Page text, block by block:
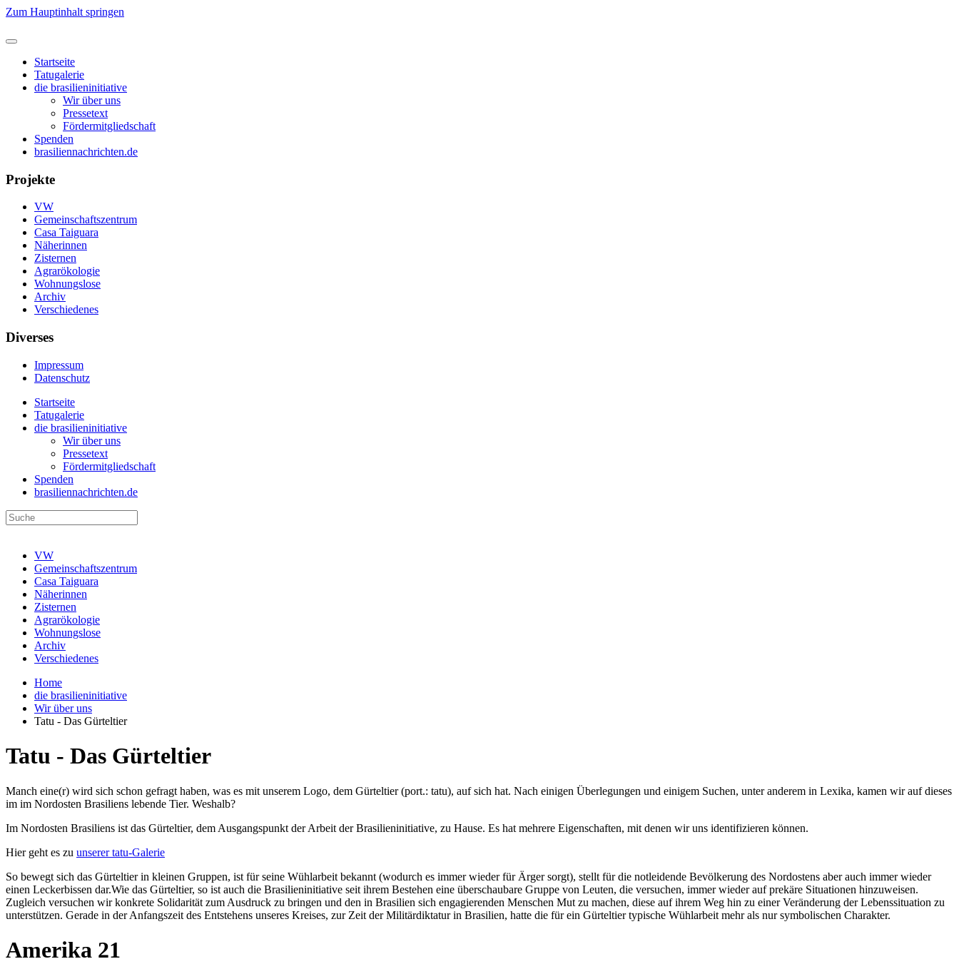
Zum Hauptinhalt springen
Startseite
Tatugalerie
die brasilieninitiative
Wir über uns
Pressetext
Fördermitgliedschaft
Spenden
brasiliennachrichten.de
Projekte
VW
Gemeinschaftszentrum
Casa Taiguara
Näherinnen
Zisternen
Agrarökologie
Wohnungslose
Archiv
Verschiedenes
Diverses
Impressum
Datenschutz
Startseite
Tatugalerie
die brasilieninitiative
Wir über uns
Pressetext
Fördermitgliedschaft
Spenden
brasiliennachrichten.de
VW
Gemeinschaftszentrum
Casa Taiguara
Näherinnen
Zisternen
Agrarökologie
Wohnungslose
Archiv
Verschiedenes
Home
die brasilieninitiative
Wir über uns
Tatu - Das Gürteltier
Tatu - Das Gürteltier
Manch eine(r) wird sich schon gefragt haben, was es mit unserem Logo, dem Gürteltier (port.: tatu), auf sich hat. Nach einigen Überlegungen und einigem Suchen, unter anderem in Lexika, kamen wir auf dieses
im im Nordosten Brasiliens lebende Tier. Weshalb?
Im Nordosten Brasiliens ist das Gürteltier, dem Ausgangspunkt der Arbeit der Brasilieninitiative, zu Hause. Es hat mehrere Eigenschaften, mit denen wir uns identifizieren können.
Hier geht es zu unserer tatu-Galerie
So bewegt sich das Gürteltier in kleinen Gruppen, ist für seine Wühlarbeit bekannt (wodurch es immer wieder für Ärger sorgt), stellt für die notleidende Bevölkerung des Nordostens aber auch immer wieder
einen Leckerbissen dar.Wie das Gürteltier, so ist auch die Brasilieninitiative seit ihrem Bestehen eine überschaubare Gruppe von Leuten, die versuchen, immer wieder auf prekäre Situationen hinzuweisen.
Zugleich versuchen wir konkrete Solidarität zum Ausdruck zu bringen und den in Brasilien sich engagierenden Menschen Mut zu machen, diese auf ihrem Weg hin zu einer Veränderung der Lebenssituation zu
unterstützen. Gerade in der Anfangszeit des Entstehens unseres Kreises, zur Zeit der Militärdiktatur in Brasilien, hatte die für ein Gürteltier typische Wühlarbeit mehr als nur symbolischen Charakter.
Amerika 21